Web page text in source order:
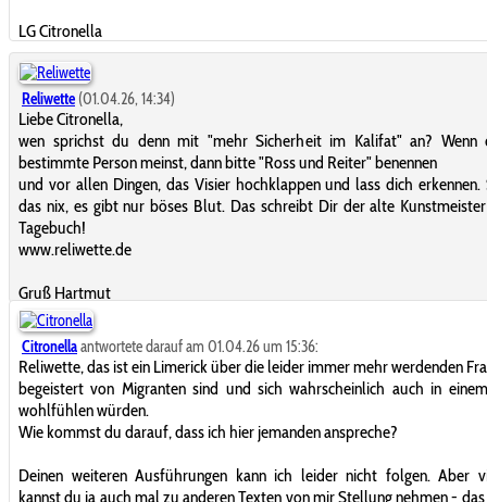
LG Citronella
Reliwette (01.04.26, 14:34)
Liebe Citronella,
wen sprichst du denn mit "mehr Sicherheit im Kalifat" an? Wenn
bestimmte Person meinst, dann bitte "Ross und Reiter" benennen
und vor allen Dingen, das Visier hochklappen und lass dich
das nix, es gibt nur böses Blut. Das schreibt Dir der alte
Tagebuch!
www.reliwette.de
Gruß Hartmut
Citronellaantwortete darauf am 01.04.26 um 15:36:
Reliwette, das ist ein Limerick über die leider immer mehr werdenden
begeistert von Migranten sind und sich wahrscheinlich auch in
wohlfühlen würden.
Wie kommst du darauf, dass ich hier jemanden anspreche?
Deinen weiteren Ausführungen kann ich leider nicht folgen. Aber
kannst du ja auch mal zu anderen Texten von mir Stellung nehmen -